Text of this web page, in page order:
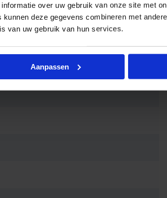
over uw gebruik van onze site met
deze gegevens combineren met
van uw gebruik van hun services.
Aanpassen